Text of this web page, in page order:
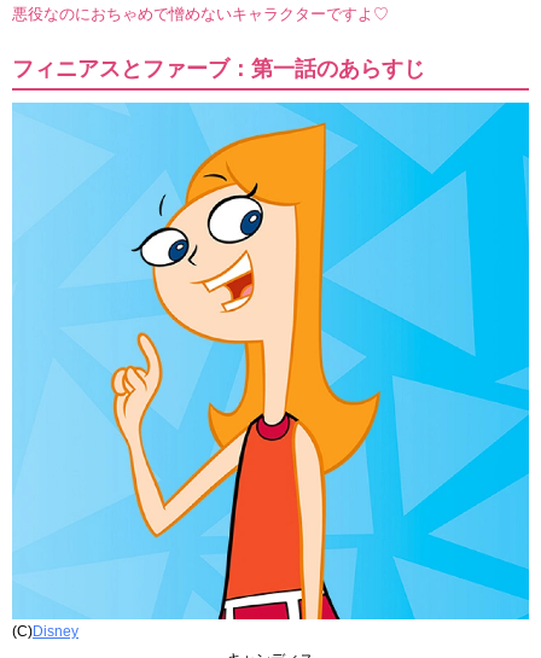
悪役なのにおちゃめで憎めないキャラクターですよ♡
フィニアスとファーブ：第一話のあらすじ
(C)Disney